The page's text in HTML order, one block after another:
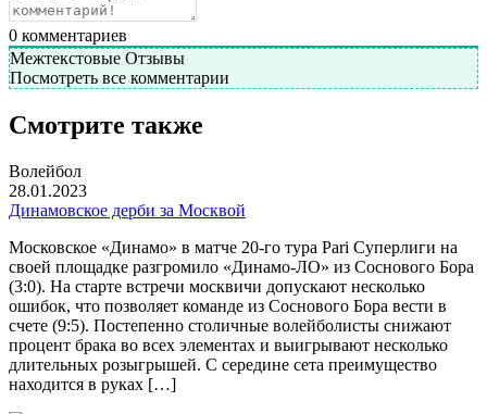
0 комментариев
Межтекстовые Отзывы
Посмотреть все комментарии
Смотрите также
Волейбол
28.01.2023
Динамовское дерби за Москвой
Московское «Динамо» в матче 20-го тура Pari Суперлиги на
своей площадке разгромило «Динамо-ЛО» из Соснового Бора
(3:0). На старте встречи москвичи допускают несколько
ошибок, что позволяет команде из Соснового Бора вести в
счете (9:5). Постепенно столичные волейболисты снижают
процент брака во всех элементах и выигрывают несколько
длительных розыгрышей. С середине сета преимущество
находится в руках […]